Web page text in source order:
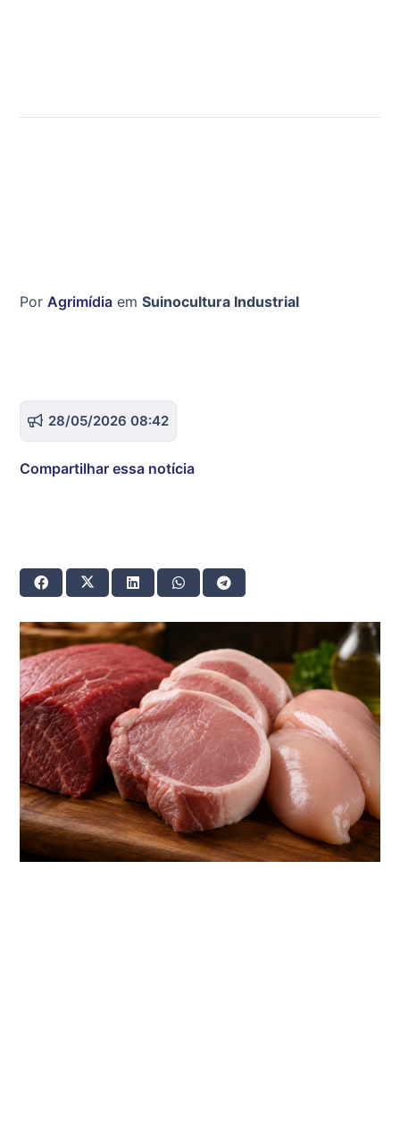
Por Agrimídia em Suinocultura Industrial
28/05/2026 08:42
Compartilhar essa notícia